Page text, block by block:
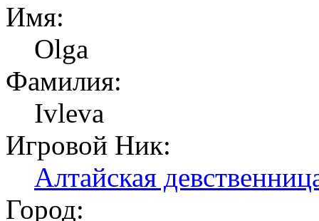
Имя:
Olga
Фамилия:
Ivleva
Игровой Ник:
Алтайская
Город: